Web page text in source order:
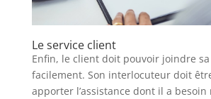
Le service client
Enfin, le client doit pouvoir joindre
facilement. Son interlocuteur doit
apporter l’assistance dont il a